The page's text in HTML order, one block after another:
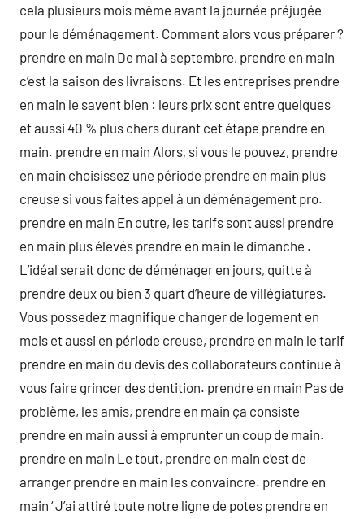
cela plusieurs mois même avant la journée préjugée
pour le déménagement. Comment alors vous préparer ?
prendre en main De mai à septembre, prendre en main
c’est la saison des livraisons. Et les entreprises prendre
en main le savent bien : leurs prix sont entre quelques
et aussi 40 % plus chers durant cet étape prendre en
main. prendre en main Alors, si vous le pouvez, prendre
en main choisissez une période prendre en main plus
creuse si vous faites appel à un déménagement pro.
prendre en main En outre, les tarifs sont aussi prendre
en main plus élevés prendre en main le dimanche .
L’idéal serait donc de déménager en jours, quitte à
prendre deux ou bien 3 quart d’heure de villégiatures.
Vous possedez magnifique changer de logement en
mois et aussi en période creuse, prendre en main le tarif
prendre en main du devis des collaborateurs continue à
vous faire grincer des dentition. prendre en main Pas de
problème, les amis, prendre en main ça consiste
prendre en main aussi à emprunter un coup de main.
prendre en main Le tout, prendre en main c’est de
arranger prendre en main les convaincre. prendre en
main ‘ J’ai attiré toute notre ligne de potes prendre en